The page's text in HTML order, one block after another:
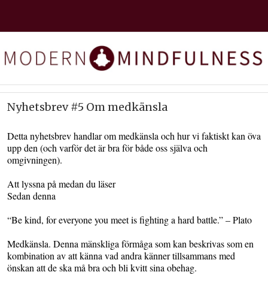
Nyhetsbrev #5 Om medkänsla
Detta nyhetsbrev handlar om medkänsla och hur vi faktiskt kan öva
upp den (och varför det är bra för både oss själva och
omgivningen).
Att lyssna på medan du läser
Sedan denna
“Be kind, for everyone you meet is fighting a hard battle.” – Plato
Medkänsla. Denna mänskliga förmåga som kan beskrivas som en
kombination av att känna vad andra känner tillsammans med
önskan att de ska må bra och bli kvitt sina obehag.